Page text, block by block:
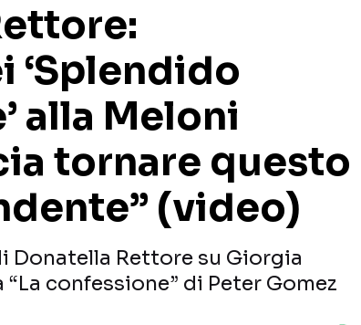
‘Splendido
alla Meloni
tornare questo
(video)
Donatella Rettore su Giorgia
confessione” di Peter Gomez